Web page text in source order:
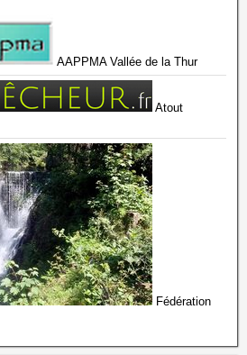
AAPPMA Vallée de la Thur
Atout
Fédération